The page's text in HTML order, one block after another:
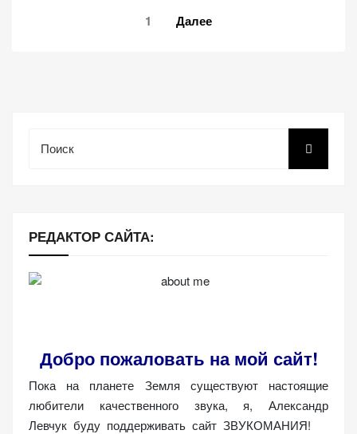
1 Далее
РЕДАКТОР САЙТА:
Добро пожаловать на мой сайт!
Пока на планете Земля существуют настоящие
любители качественного звука, я, Александр
Левчук буду поддерживать сайт ЗВУКОМАНИЯ!